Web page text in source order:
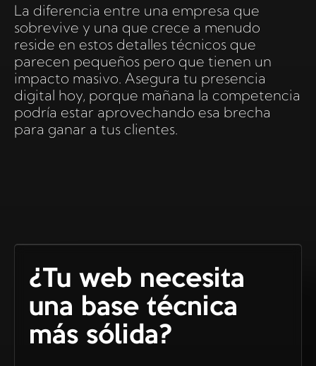
La diferencia entre una empresa que
sobrevive y una que crece a menudo
reside en estos detalles técnicos que
parecen pequeños pero que tienen un
impacto masivo. Asegura tu presencia
digital hoy, porque mañana la competencia
podría estar aprovechando esa brecha
para ganar a tus clientes.
¿Tu web necesita
una base técnica
más sólida?